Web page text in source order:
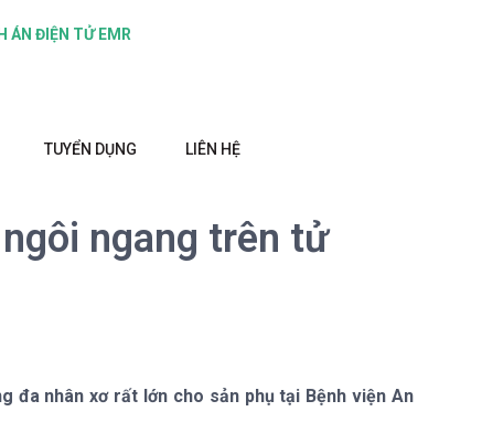
ÁN ĐIỆN TỬ EMR
TUYỂN DỤNG LIÊN HỆ
ngang trên tử
đa nhân xơ rất lớn cho sản phụ tại Bệnh viện An